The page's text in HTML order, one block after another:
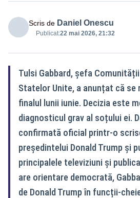
Scris de Daniel Onescu
Publicat:22 mai 2026, 21:32
Tulsi Gabbard, șefa
Statelor Unite, a anunțat că se
finalul lunii iunie. Decizia este
diagnosticul grav al soțului ei.
confirmată oficial printr-o
președintelui Donald Trump și
principalele televiziuni și
are orientare democrată,
de Donald Trump în